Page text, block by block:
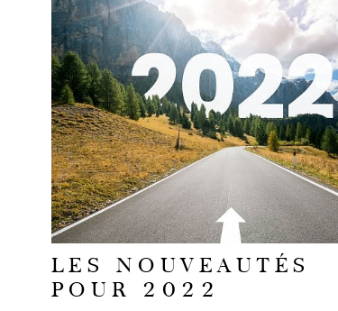
LES NOUVEAUTÉS
POUR 2022
LIRE L'ARTICLE